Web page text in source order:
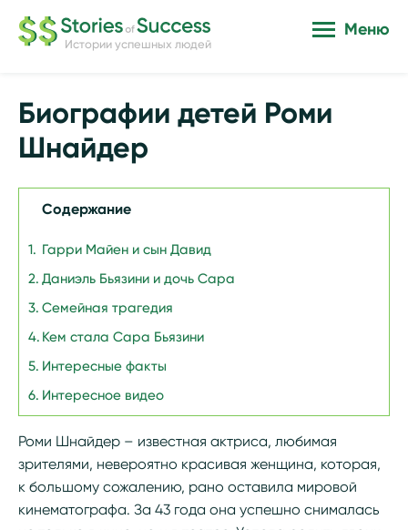
Истории успешных людей
Меню
Биографии детей Роми
Шнайдер
Содержание
Гарри Майен и сын Давид
Даниэль Бьязини и дочь Сара
Семейная трагедия
Кем стала Сара Бьязини
Интересные факты
Интересное видео
Роми Шнайдер – известная актриса, любимая
зрителями, невероятно красивая женщина, которая,
к большому сожалению, рано оставила мировой
кинематографа. За 43 года она успешно снималась